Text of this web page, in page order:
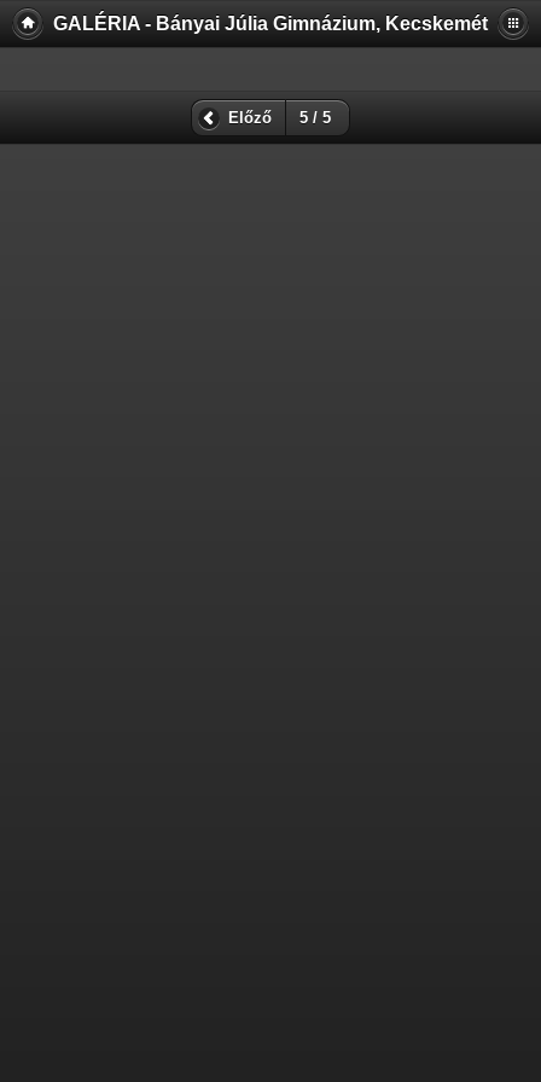
GALÉRIA - Bányai Júlia Gimnázium, Kecskemét
Előző 5 / 5